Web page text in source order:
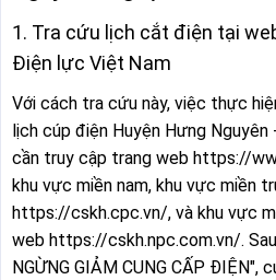
1. Tra cứu lịch cắt điện tại
Điện lực Việt Nam
Với cách tra cứu này, việc thực
lịch cúp điện Huyện Hưng
cần truy cập trang web https://
khu vực miền nam, khu vực miền
https://cskh.cpc.vn/, và khu vực
web https://cskh.npc.com.vn/.
NGỪNG GIẢM CUNG CẤP ĐIỆN",